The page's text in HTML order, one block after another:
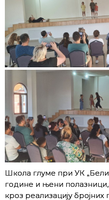
Школа глуме при УК „Бели
године и њени
кроз реализацију